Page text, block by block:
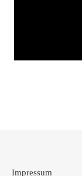
Impressum